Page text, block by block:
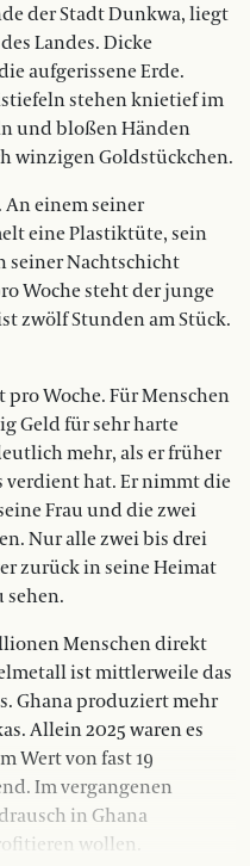
der Stadt Dunkwa, liegt
Landes. Dicke
aufgerissene Erde.
stehen knietief im
und bloßen Händen
winzigen Goldstückchen.
einem seiner
eine Plastiktüte, sein
seiner Nachtschicht
Woche steht der junge
zwölf Stunden am Stück.
Woche. Für Menschen
Geld für sehr harte
mehr, als er früher
verdient hat. Er nimmt die
Frau und die zwei
Nur alle zwei bis drei
zurück in seine Heimat
sehen.
Menschen direkt
ist mittlerweile das
Ghana produziert mehr
Allein 2025 waren es
Wert von fast 19
Im vergangenen
in Ghana
wollen.